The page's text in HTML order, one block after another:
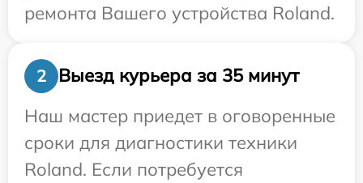
ремонта Вашего устройства Roland.
2
Выезд курьера за 35 минут
Наш мастер приедет в оговоренные
сроки для диагностики техники
Roland. Если потребуется